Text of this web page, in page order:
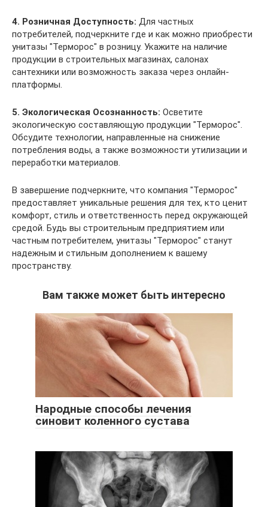
4. Розничная Доступность: Для частных
потребителей, подчеркните где и как можно приобрести
унитазы "Терморос" в розницу. Укажите на наличие
продукции в строительных магазинах, салонах
сантехники или возможность заказа через онлайн-
платформы.
5. Экологическая Осознанность: Осветите
экологическую составляющую продукции "Терморос".
Обсудите технологии, направленные на снижение
потребления воды, а также возможности утилизации и
переработки материалов.
В завершение подчеркните, что компания "Терморос"
предоставляет уникальные решения для тех, кто ценит
комфорт, стиль и ответственность перед окружающей
средой. Будь вы строительным предприятием или
частным потребителем, унитазы "Терморос" станут
надежным и стильным дополнением к вашему
пространству.
Вам также может быть интересно
Народные способы лечения
синовит коленного сустава